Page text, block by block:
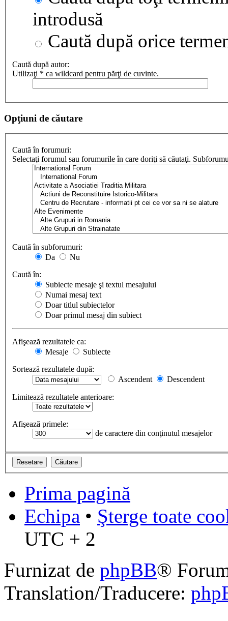
introdusă
Caută după orice
Caută după autor:
Utilizaţi * ca wildcard pentru părţi de cuvinte.
Opţiuni de căutare
Caută în forumuri:
Selectaţi forumul sau forumurile în care doriţi să căutaţi.
Caută în subforumuri:
Da
Nu
Caută în:
Subiecte mesaje şi textul mesajului
Numai mesaj text
Doar titlul subiectelor
Doar primul mesaj din subiect
Afişează rezultatele ca:
Mesaje
Subiecte
Sortează rezultatele după:
Ascendent
Descendent
Limitează rezultatele anterioare:
Afişează primele:
de caractere din conţinutul mesajelor
Prima pagină
Echipa • Şterge toate
UTC + 2
Furnizat de phpBB®
Translation/Traducere: